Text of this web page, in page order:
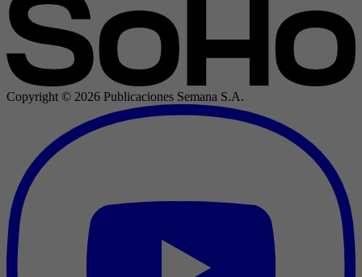
Copyright © 2026 Publicaciones Semana S.A.